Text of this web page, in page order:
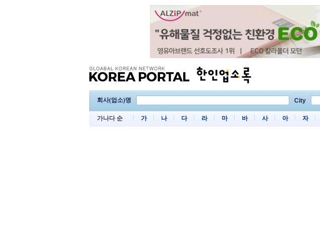
회사(업소)명 City
가나다 순 가 나 다 라 마 바 사 아 자